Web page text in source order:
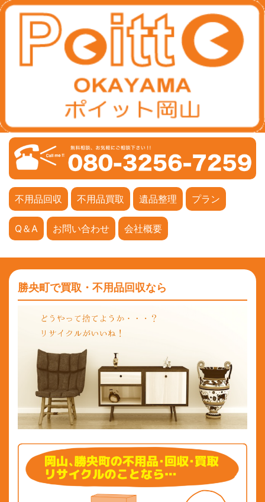
不用品回収 不用品買取 遺品整理 プラン
Q＆A お問い合わせ 会社概要
勝央町で買取・不用品回収なら